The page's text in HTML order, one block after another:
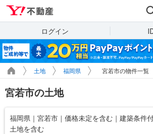
ログイン
土地 福岡県 宮若市の物件一覧
宮若市の土地
福岡県｜宮若市｜価格未定を含む｜建築条件
土地を含む